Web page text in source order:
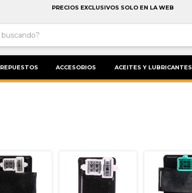
PRECIOS EXCLUSIVOS SOLO EN LA WEB
REPUESTOS ACCESORIOS ACEITES Y LUBRICANTES